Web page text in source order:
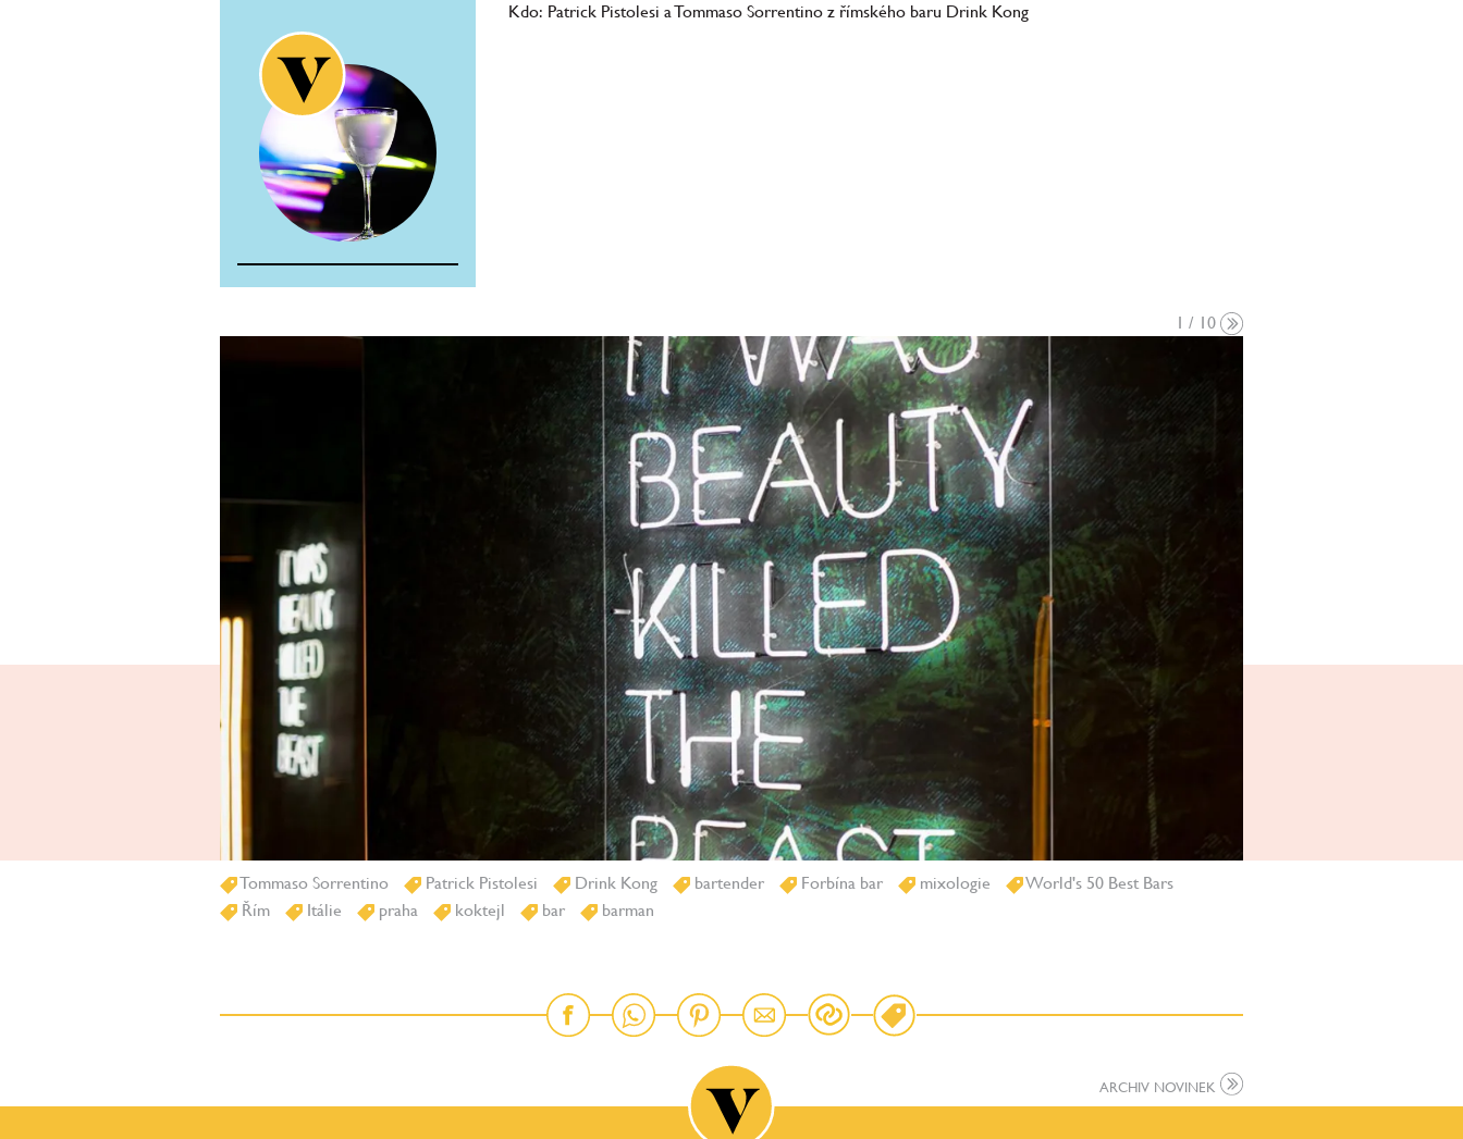
Kdo: Patrick Pistolesi a Tommaso Sorrentino z římského baru Drink Kong
1 / 10
Tommaso Sorrentino Patrick Pistolesi Drink Kong bartender Forbína bar mixologie
World's 50 Best Bars
Řím
Itálie praha koktejl bar barman
ARCHIV NOVINEK